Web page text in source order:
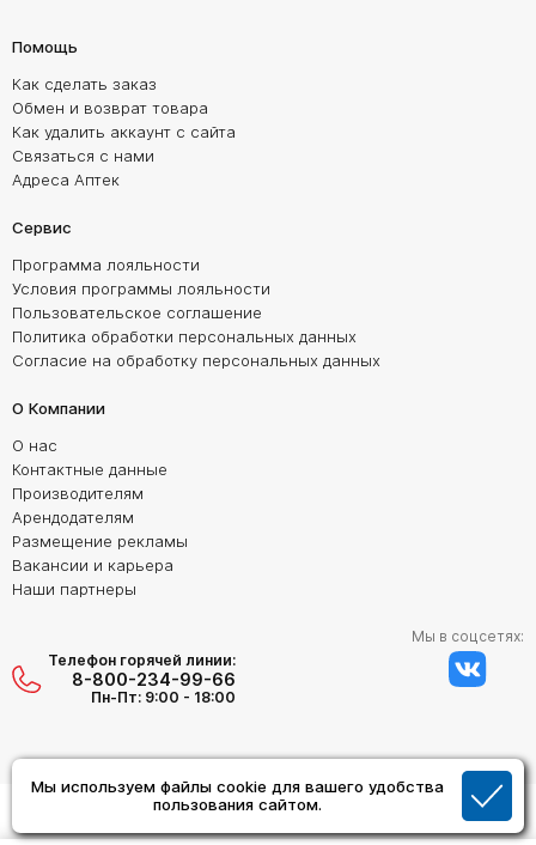
Мы используем файлы cookie для вашего удобства
пользования сайтом.
Помощь
Как сделать заказ
Обмен и возврат товара
Как удалить аккаунт с сайта
Связаться с нами
Адреса Аптек
Сервис
Программа лояльности
Условия программы лояльности
Пользовательское соглашение
Политика обработки персональных данных
Согласие на обработку персональных данных
О Компании
О нас
Контактные данные
Производителям
Арендодателям
Размещение рекламы
Вакансии и карьера
Наши партнеры
Телефон горячей линии:
8-800-234-99-66
Пн-Пт: 9:00 - 18:00
Мы в соцсетях: